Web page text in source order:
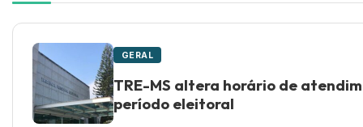
GERAL
TRE-MS altera horário de
período eleitoral